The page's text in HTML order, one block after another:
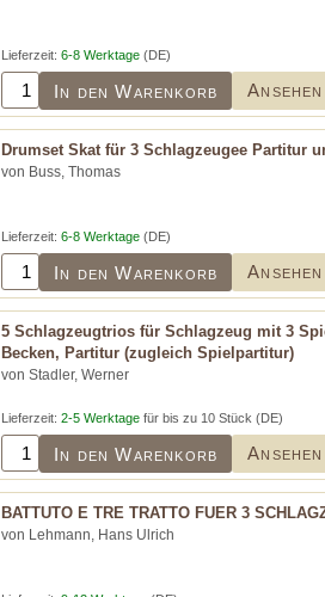
Lieferzeit: 6-8 Werktage (DE)
In den Warenkorb Ansehen
Drumset Skat für 3 Schlagzeugee Partitur
von Buss, Thomas
Lieferzeit: 6-8 Werktage (DE)
In den Warenkorb Ansehen
5 Schlagzeugtrios für Schlagzeug mit 3
Becken, Partitur (zugleich Spielpartitur)
von Stadler, Werner
Lieferzeit: 2-5 Werktage für bis zu 10 Stück (DE)
In den Warenkorb Ansehen
BATTUTO E TRE TRATTO FUER 3
von Lehmann, Hans Ulrich